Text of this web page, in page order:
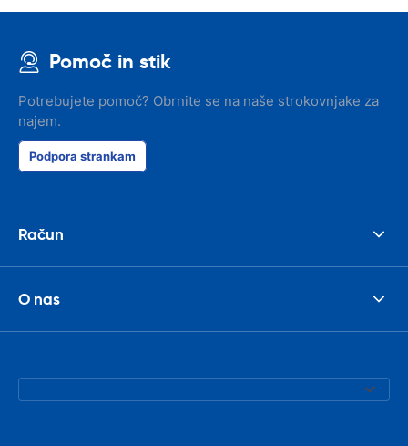
Pomoč in stik
Potrebujete pomoč? Obrnite se na naše strokovnjake za
najem.
Podpora strankam
Račun
O nas